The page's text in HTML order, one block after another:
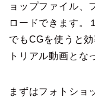
ョップファイル、
ロードできます。
でもCGを使うと
トリアル動画とな
まずはフォトショ